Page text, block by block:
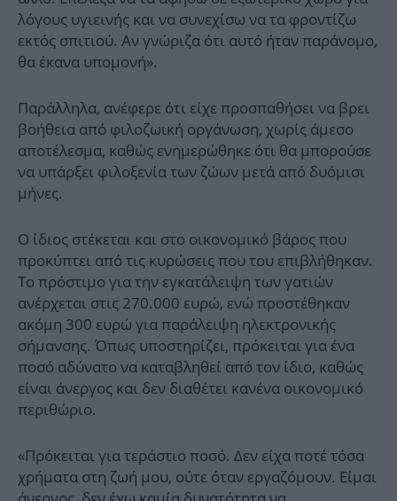
λόγους υγιεινής και να συνεχίσω να τα φροντίζω
εκτός σπιτιού. Αν γνώριζα ότι αυτό ήταν παράνομο,
θα έκανα υπομονή».
Παράλληλα, ανέφερε ότι είχε προσπαθήσει να βρει
βοήθεια από φιλοζωική οργάνωση, χωρίς άμεσο
αποτέλεσμα, καθώς ενημερώθηκε ότι θα μπορούσε
να υπάρξει φιλοξενία των ζώων μετά από δυόμισι
μήνες.
Ο ίδιος στέκεται και στο οικονομικό βάρος που
προκύπτει από τις κυρώσεις που του επιβλήθηκαν.
Το πρόστιμο για την εγκατάλειψη των γατιών
ανέρχεται στις 270.000 ευρώ, ενώ προστέθηκαν
ακόμη 300 ευρώ για παράλειψη ηλεκτρονικής
σήμανσης. Όπως υποστηρίζει, πρόκειται για ένα
ποσό αδύνατο να καταβληθεί από τον ίδιο, καθώς
είναι άνεργος και δεν διαθέτει κανένα οικονομικό
περιθώριο.
«Πρόκειται για τεράστιο ποσό. Δεν είχα ποτέ τόσα
χρήματα στη ζωή μου, ούτε όταν εργαζόμουν. Είμαι